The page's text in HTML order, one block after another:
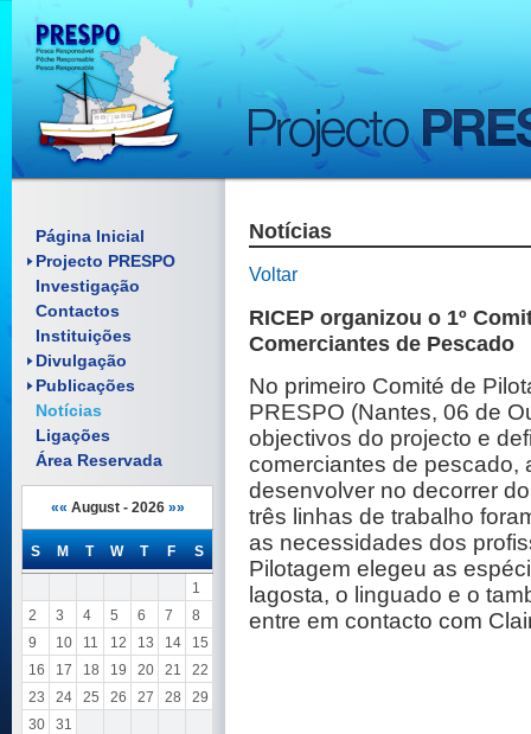
Página Inicial
Projecto PRESPO
Enquadramento
Objectivos
Investigação
Contactos
Instituições
Divulgação
Pósteres
Folhetos
Material Promocional
Reuniões
Publicações
Artigos científicos
Relatórios
Comunicações
Pósteres
Manuais
Documentos
Notícias
Ligações
Área Reservada
«« August - 2026 »»
S M T W T F S
1
2
3 4 5 6 7
8
9
10 11 12 13 14
15
16
17 18 19 20 21
22
23
24 25 26 27 28
29
30
31
Notícias
Voltar
RICEP organizou o 1º
Comerciantes de Pescado
No primeiro Comité de
PRESPO (Nantes, 06 de
objectivos do projecto e
comerciantes de pescado,
desenvolver no decorrer
três linhas de trabalho
as necessidades dos
Pilotagem elegeu as
lagosta, o linguado e o
entre em contacto com